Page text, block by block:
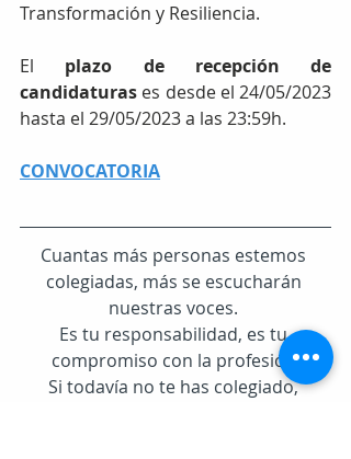
Transformación y Resiliencia.
El plazo de recepción de
candidaturas es desde el 24/05/2023
hasta el 29/05/2023 a las 23:59h.
CONVOCATORIA
Cuantas más personas estemos
colegiadas, más se escucharán
nuestras voces.
Es tu responsabilidad, es tu
compromiso con la profesión.
Si todavía no te has colegiado,